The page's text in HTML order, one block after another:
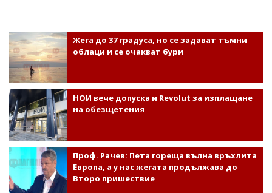
Жега до 37 градуса, но се задават тъмни
облаци и се очакват бури
НОИ вече допуска и Revolut за изплащане
на обезщетения
Проф. Рачев: Пета гореща вълна връхлита
Европа, а у нас жегата продължава до
Второ пришествие